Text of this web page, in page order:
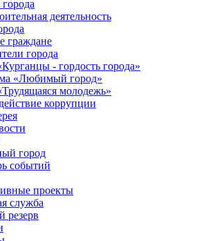
деятельность
граждане
города
- гордость города»
«Любимый город»
молодежь»
коррупции
город
событий
проекты
служба
резерв